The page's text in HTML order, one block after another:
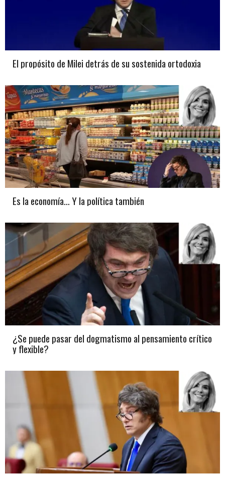
El propósito de Milei detrás de su sostenida ortodoxia
Es la economía… Y la política también
¿Se puede pasar del dogmatismo al pensamiento crítico
y flexible?